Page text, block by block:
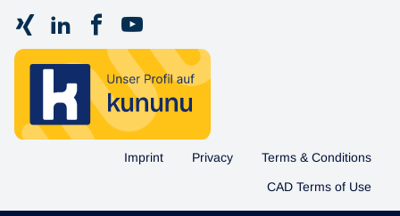
Imprint Privacy Terms & Conditions
CAD Terms of Use